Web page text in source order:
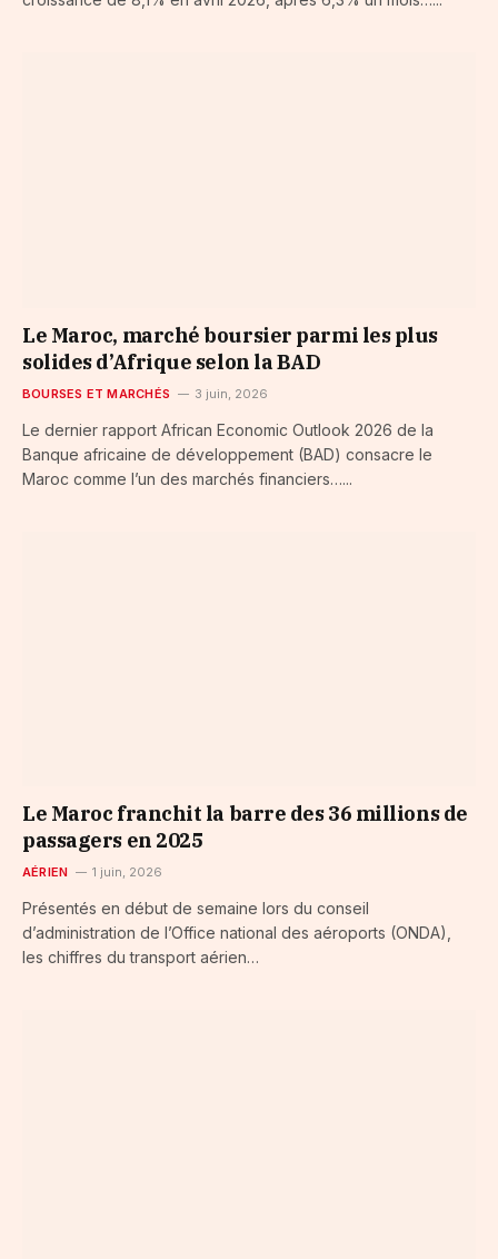
Le Maroc, marché boursier parmi les plus
solides d’Afrique selon la BAD
BOURSES ET MARCHÉS 3 juin, 2026
Le dernier rapport African Economic Outlook 2026 de la
Banque africaine de développement (BAD) consacre le
Maroc comme l’un des marchés financiers…...
Le Maroc franchit la barre des 36 millions de
passagers en 2025
AÉRIEN 1 juin, 2026
Présentés en début de semaine lors du conseil
d’administration de l’Office national des aéroports (ONDA),
les chiffres du transport aérien…